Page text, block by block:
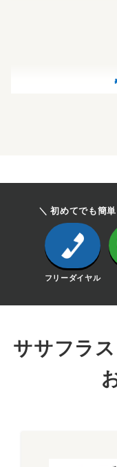
＼ 初めてでも簡
フリーダイヤル
ササフラ